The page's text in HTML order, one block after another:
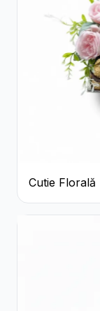
Cutie
Raffaello